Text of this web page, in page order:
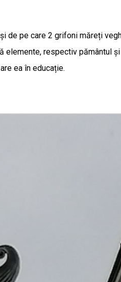
de pe care 2 grifoni măreți
respectiv pământul
ea în educație.